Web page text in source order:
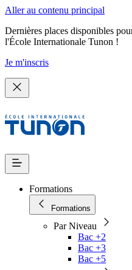
Aller au contenu principal
Dernières places disponibles
l'École Internationale Tunon !
Je m'inscris
Formations
Formations
Par Niveau
Bac +2
Bac +3
Bac +5